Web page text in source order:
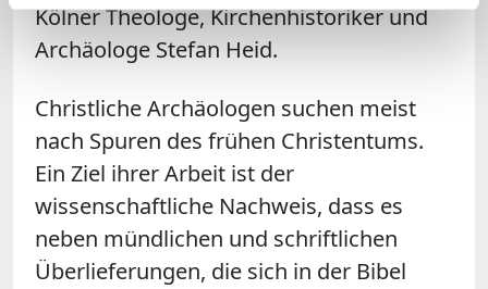
Kölner Theologe, Kirchenhistoriker und
Archäologe Stefan Heid.
Christliche Archäologen suchen meist
nach Spuren des frühen Christentums.
Ein Ziel ihrer Arbeit ist der
wissenschaftliche Nachweis, dass es
neben mündlichen und schriftlichen
Überlieferungen, die sich in der Bibel